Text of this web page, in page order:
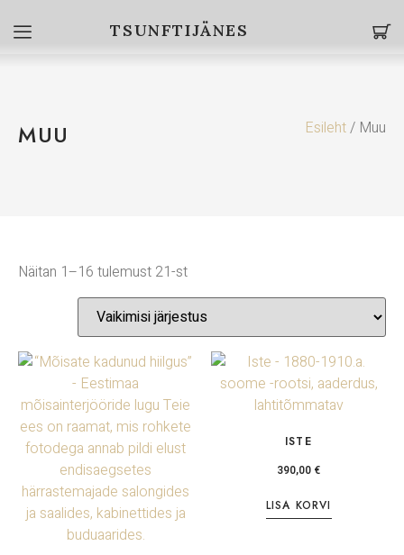
TSUNFTIJÄNES
MUU Esileht/ Muu
Näitan 1–16 tulemust 21-st
ISTE
390,00 €
LISA KORVI